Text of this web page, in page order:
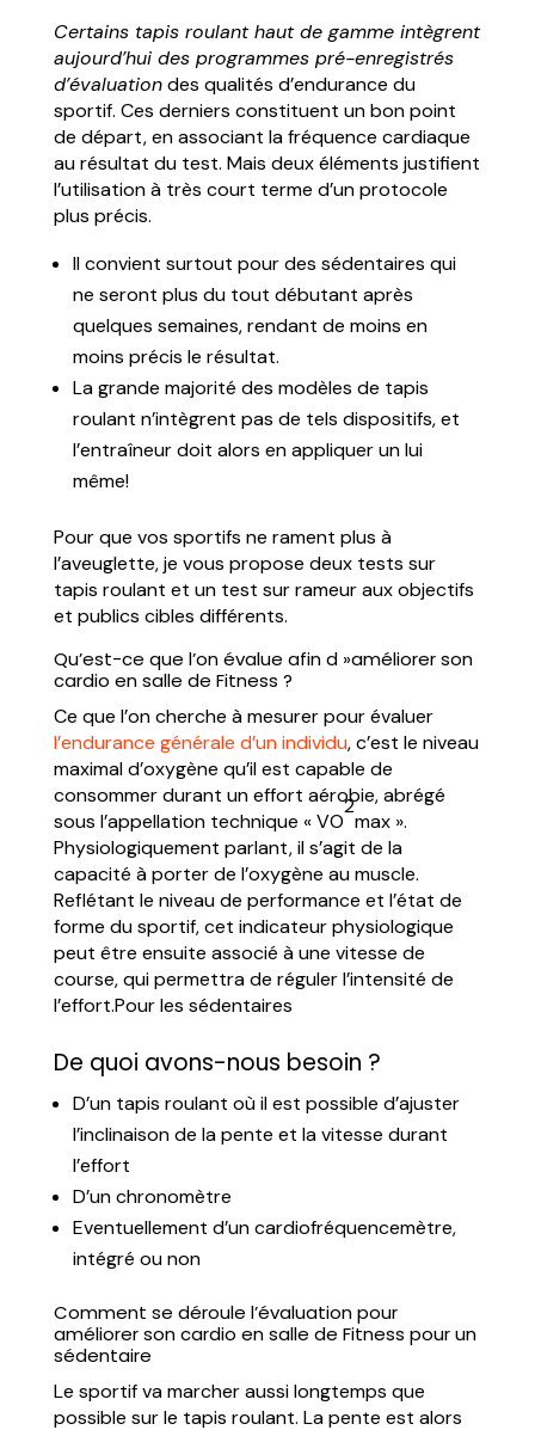
Certains tapis roulant haut de gamme intègrent
aujourd’hui des programmes pré-enregistrés
d’évaluationdes qualités d’endurance du
sportif. Ces derniers constituent un bon point
de départ, en associant la fréquence cardiaque
au résultat du test. Mais deux éléments justifient
l’utilisation à très court terme d’un protocole
plus précis.
Il convient surtout pour des sédentaires qui
ne seront plus du tout débutant après
quelques semaines, rendant de moins en
moins précis le résultat.
La grande majorité des modèles de tapis
roulant n’intègrent pas de tels dispositifs, et
l’entraîneur doit alors en appliquer un lui
même!
Pour que vos sportifs ne rament plus à
l’aveuglette, je vous propose deux tests sur
tapis roulant et un test sur rameur aux objectifs
et publics cibles différents.
Qu’est-ce que l’on évalue afin d »améliorer son
cardio en salle de Fitness ?
Ce que l’on cherche à mesurer pour évaluer
l’endurance générale d’un individu, c’est le niveau
maximal d’oxygène qu’il est capable de
consommer durant un effort aérobie, abrégé
sous l’appellation technique « VO
2
max ».
Physiologiquement parlant, il s’agit de la
capacité à porter de l’oxygène au muscle.
Reflétant le niveau de performance et l’état de
forme du sportif, cet indicateur physiologique
peut être ensuite associé à une vitesse de
course, qui permettra de réguler l’intensité de
l’effort.Pour les sédentaires
De quoi avons-nous besoin ?
D’un tapis roulant où il est possible d’ajuster
l’inclinaison de la pente et la vitesse durant
l’effort
D’un chronomètre
Eventuellement d’un cardiofréquencemètre,
intégré ou non
Comment se déroule l’évaluation pour
améliorer son cardio en salle de Fitness pour un
sédentaire
Le sportif va marcher aussi longtemps que
possible sur le tapis roulant. La pente est alors